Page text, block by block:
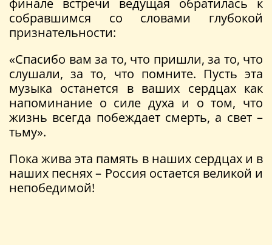
финале встречи ведущая обратилась к
собравшимся со словами глубокой
признательности:
«Спасибо вам за то, что пришли, за то, что
слушали, за то, что помните. Пусть эта
музыка останется в ваших сердцах как
напоминание о силе духа и о том, что
жизнь всегда побеждает смерть, а свет –
тьму».
Пока жива эта память в наших сердцах и в
наших песнях – Россия остается великой и
непобедимой!